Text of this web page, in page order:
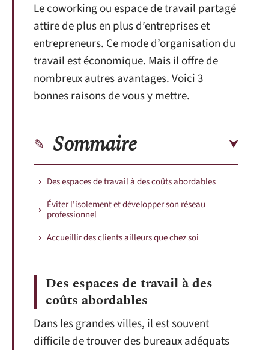
Le coworking ou espace de travail partagé
attire de plus en plus d’entreprises et
entrepreneurs. Ce mode d’organisation du
travail est économique. Mais il offre de
nombreux autres avantages. Voici 3
bonnes raisons de vous y mettre.
Sommaire
Des espaces de travail à des coûts abordables
Éviter l’isolement et développer son réseau
professionnel
Accueillir des clients ailleurs que chez soi
Des espaces de travail à des
coûts abordables
Dans les grandes villes, il est souvent
difficile de trouver des bureaux adéquats